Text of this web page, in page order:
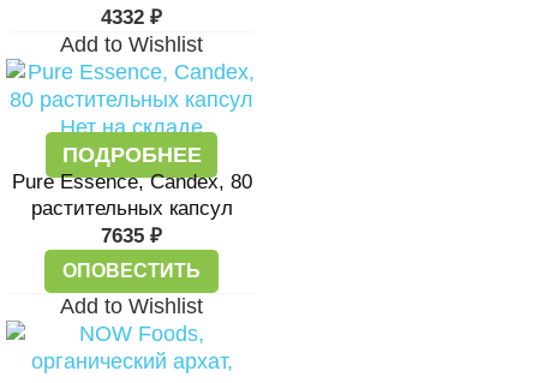
4332 ₽
Add to Wishlist
Нет на складе
ПОДРОБНЕЕ
Pure Essence, Candex, 80
растительных капсул
7635 ₽
ОПОВЕСТИТЬ
Add to Wishlist